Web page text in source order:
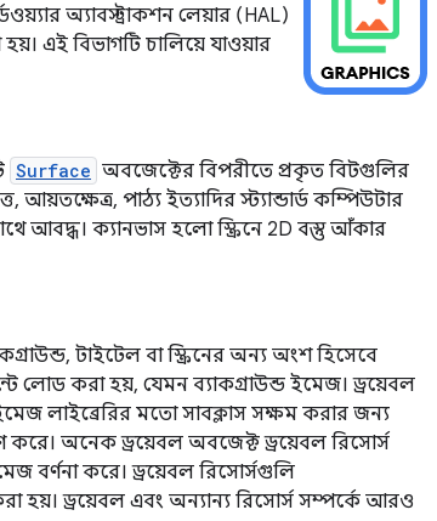
অ্যাবস্ট্রাকশন লেয়ার (HAL)
এই বিভাগটি চালিয়ে যাওয়ার
Surface অবজেক্টের বিপরীতে প্রকৃত বিটগুলির
আয়তক্ষেত্র, পাঠ্য ইত্যাদির স্ট্যান্ডার্ড কম্পিউটার
আবদ্ধ। ক্যানভাস হলো স্ক্রিনে 2D বস্তু আঁকার
টাইটেল বা স্ক্রিনের অন্য অংশ হিসেবে
লোড করা হয়, যেমন ব্যাকগ্রাউন্ড ইমেজ। ড্রয়েবল
লাইব্রেরির মতো সাবক্লাস সক্ষম করার জন্য
করে। অনেক ড্রয়েবল অবজেক্ট ড্রয়েবল রিসোর্স
বর্ণনা করে। ড্রয়েবল রিসোর্সগুলি
হয়। ড্রয়েবল এবং অন্যান্য রিসোর্স সম্পর্কে আরও